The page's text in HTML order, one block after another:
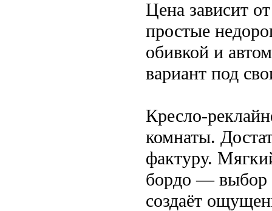
Цена зависит
простые
обивкой и
вариант под
Кресло-
комнаты.
фактуру.
бордо — выбор
создаёт